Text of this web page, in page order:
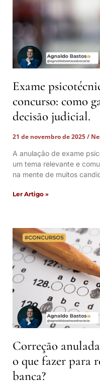
Exame
concurso: como
decisão judicial.
21 de novembro de 2025
A anulação de exame
um tema relevante e
na mente de muitos
Ler Artigo »
Correção
o que fazer para
banca?